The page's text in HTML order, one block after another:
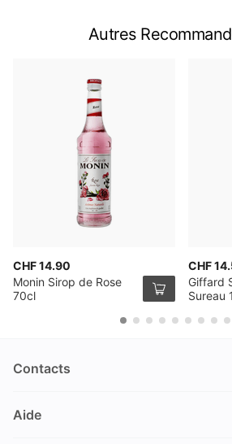
Autres
CHF 14.90
Monin Sirop de Rose
70cl
CHF
Giffard
Sureau
Contacts
Nüschelerstrasse 35
Aide